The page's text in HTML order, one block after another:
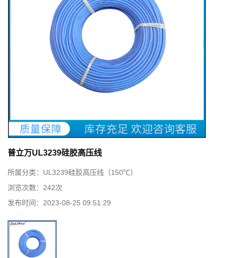
普立万UL3239硅胶高压线
所属分类： UL3239硅胶高压线（150℃）
浏览次数： 242次
发布时间： 2023-08-25 09:51:29